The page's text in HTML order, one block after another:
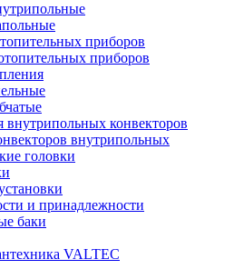
приборов
приборов
внутрипольных конвекторов
внутрипольных
головки
и принадлежности
баки
VALTEC